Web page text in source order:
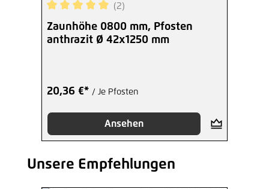
Durchschnittliche Bewertung von 5 von 5
(2)
Zaunhöhe 0800 mm, Pfosten
anthrazit Ø 42x1250 mm
20,36 €* / Je Pfosten
Ansehen
Produktgalerie überspringen
Unsere Empfehlungen